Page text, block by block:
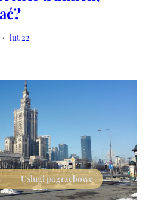
• lut 22
Usługi pogrzebowe